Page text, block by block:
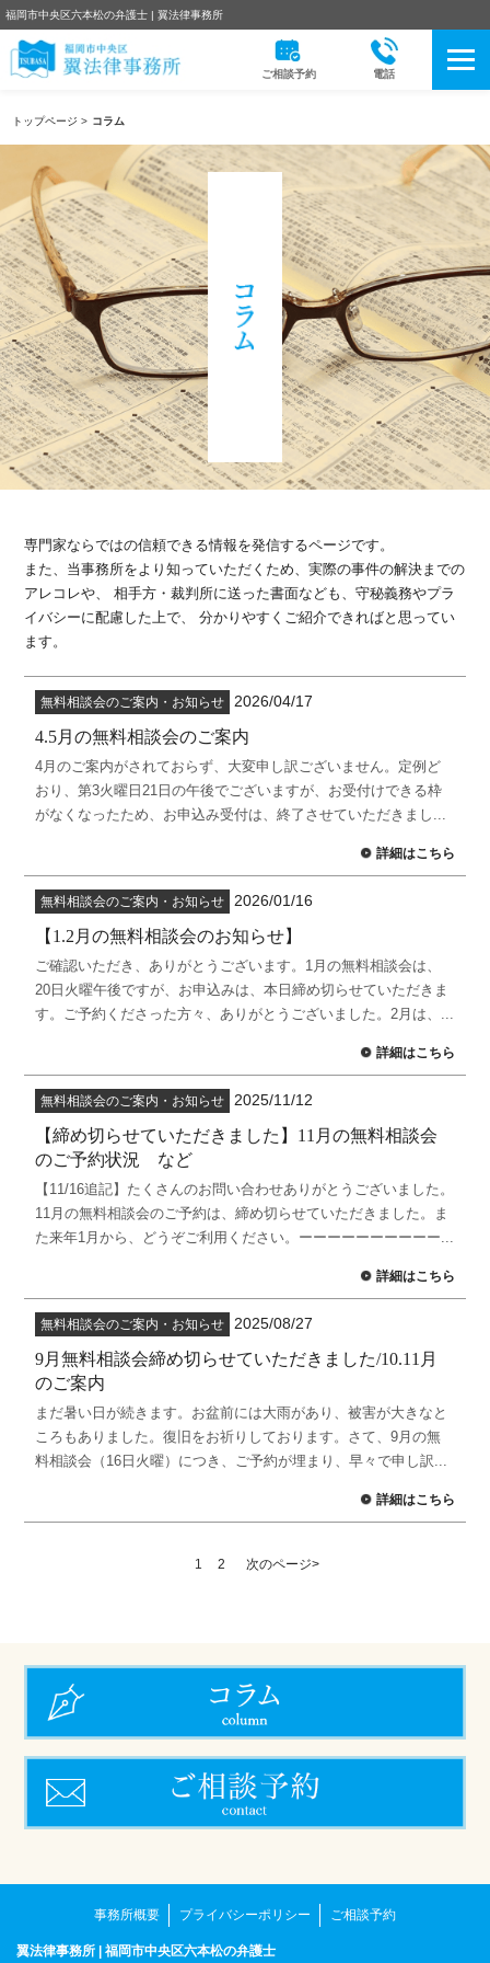
福岡市中央区六本松の弁護士 | 翼法律事務所
ご相談予約 電話
トップページ > コラム
専門家ならではの信頼できる情報を発信するページです。
また、当事務所をより知っていただくため、実際の事件の解決までの
アレコレや、
相手方・裁判所に送った書面なども、守秘義務やプラ
イバシーに配慮した上で、
分かりやすくご紹介できればと思ってい
ます。
無料相談会のご案内・お知らせ 2026/04/17
4.5月の無料相談会のご案内
4月のご案内がされておらず、大変申し訳ございません。定例ど
おり、第3火曜日21日の午後でございますが、お受付けできる枠
がなくなったため、お申込み受付は、終了させていただきまし...
詳細はこちら
無料相談会のご案内・お知らせ 2026/01/16
【1.2月の無料相談会のお知らせ】
ご確認いただき、ありがとうございます。1月の無料相談会は、
20日火曜午後ですが、お申込みは、本日締め切らせていただきま
す。ご予約くださった方々、ありがとうございました。2月は、...
詳細はこちら
無料相談会のご案内・お知らせ 2025/11/12
【締め切らせていただきました】11月の無料相談会
のご予約状況 など
【11/16追記】たくさんのお問い合わせありがとうございました。
11月の無料相談会のご予約は、締め切らせていただきました。ま
た来年1月から、どうぞご利用ください。ーーーーーーーーーー...
詳細はこちら
無料相談会のご案内・お知らせ 2025/08/27
9月無料相談会締め切らせていただきました/10.11月
のご案内
まだ暑い日が続きます。お盆前には大雨があり、被害が大きなと
ころもありました。復旧をお祈りしております。さて、9月の無
料相談会（16日火曜）につき、ご予約が埋まり、早々で申し訳...
詳細はこちら
1 2 次のページ>
事務所概要 プライバシーポリシー ご相談予約
翼法律事務所 | 福岡市中央区六本松の弁護士